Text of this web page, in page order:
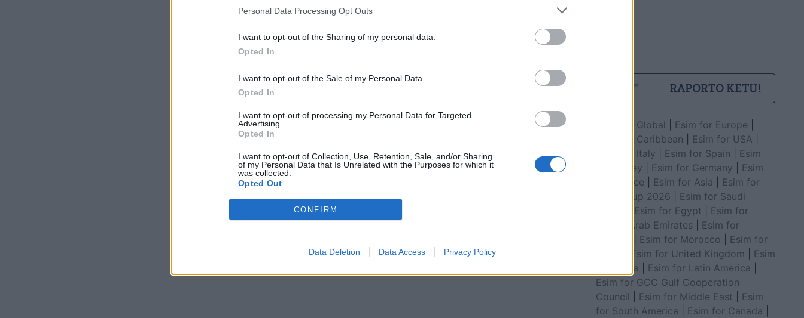
Personal Data Processing Opt Outs
I want to opt-out of the Sharing of my personal data.
Opted In
I want to opt-out of the Sale of my Personal Data.
Opted In
I want to opt-out of processing my Personal Data for Targeted
Advertising.
Opted In
I want to opt-out of Collection, Use, Retention, Sale, and/or Sharing
of my Personal Data that Is Unrelated with the Purposes for which it
was collected.
Opted Out
CONFIRM
Data Deletion Data Access Privacy Policy
Esim for Global Esim for Europe
Esim for Caribbean
Esim for USA
Esim for Italy
Esim for Spain
Esim
for Turkey
Esim for Germany
Esim
for Greece
Esim for Asia
Esim for
World Cup 2026
Esim for Saudi
Esim for Egypt
Esim for
United Arab Emirates
Esim for
Esim for Morocco
Esim for
Esim for United Kingdom
Esim
for Africa
Esim for Latin America
Esim for GCC Gulf Cooperation
Council
Esim for Middle East
Esim
for South America
Esim for Canada